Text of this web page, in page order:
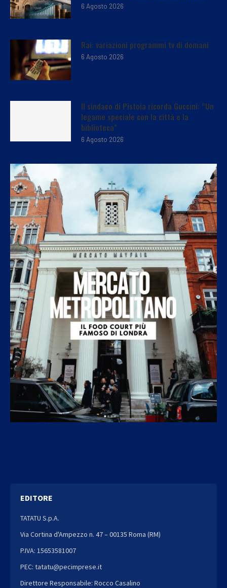
6 Agosto 2026
Rai: variazioni programmi tv di domani
6 Agosto 2026
Il sindaco di Pistoia ricorda Guccini: “Un
legame speciale con la città e la
biblioteca”
6 Agosto 2026
EDITORE
TATATU S.p.A.
Via Cortina d'Ampezzo n. 47 – 00135 Roma (RM)
P.IVA: 15653581007
PEC: tatatu@pecimprese.it
Direttore Responsabile: Rocco Casalino